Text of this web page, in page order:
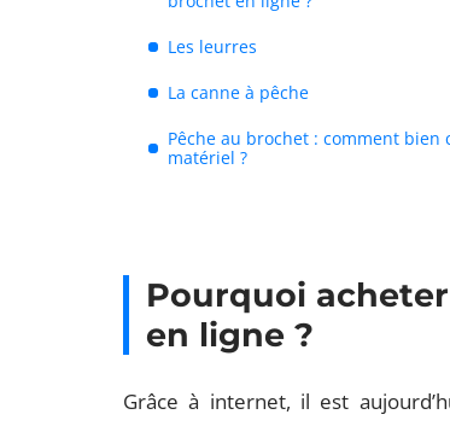
Les leurres
La canne à pêche
Pêche au brochet : comment bien
matériel ?
Pourquoi
en ligne ?
Grâce à internet, il est